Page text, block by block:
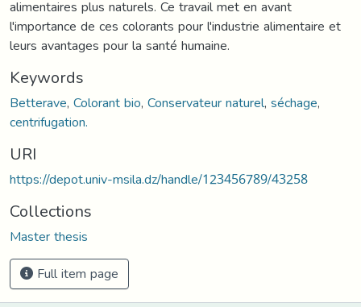
alimentaires plus naturels. Ce travail met en avant
l'importance de ces colorants pour l'industrie alimentaire et
leurs avantages pour la santé humaine.
Keywords
Betterave,Colorant bio,Conservateur naturel,séchage,
centrifugation.
URI
https://depot.univ-msila.dz/handle/123456789/43258
Collections
Master thesis
Full item page